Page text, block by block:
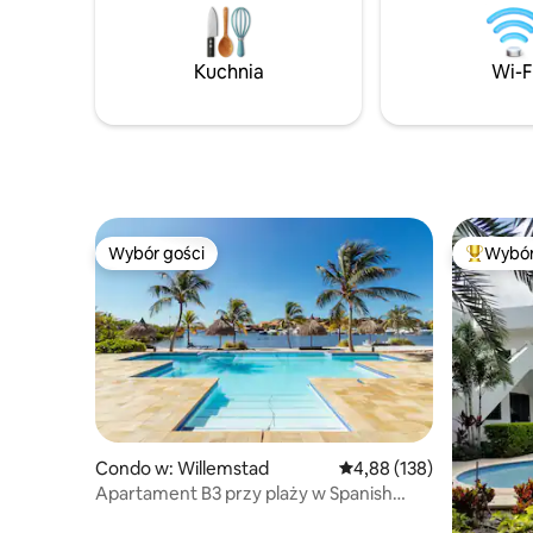
na wypoczynek obiecuje niezapomniane
klifie,
morze i
wyspie.
wszystko
Kuchnia Wi-
Wybór gości
Wybór gości
Condo w: Willemstad Średnia ocena: 4,88 na
4,88 (138)
Apartament B3 przy plaży w Spanish